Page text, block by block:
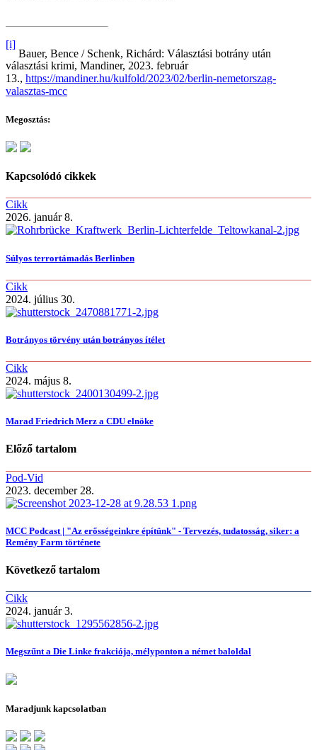
[i]
Bauer, Bence / Schenk, Richárd: Választási botrány után
választási krimi, Mandiner, 2023. február
13., https://mandiner.hu/kulfold/2023/02/berlin-nemetorszag-
valasztas-mcc
Megosztás:
Kapcsolódó cikkek
Cikk
2026. január 8.
Súlyos terrortámadás Berlinben
Cikk
2024. július 30.
Botrányos törvény után botrányos ítélet
Cikk
2024. május 8.
Marad Friedrich Merz a CDU elnöke
Előző tartalom
Pod-Vid
2023. december 28.
MCC Podcast | "Az erősségeinkre építünk" - Tervezés, tudatosság, siker: a
Remény Farm története
Következő tartalom
Cikk
2024. január 3.
Megszűnt a Die Linke frakciója, mélyponton a német baloldal
Maradjunk kapcsolatban